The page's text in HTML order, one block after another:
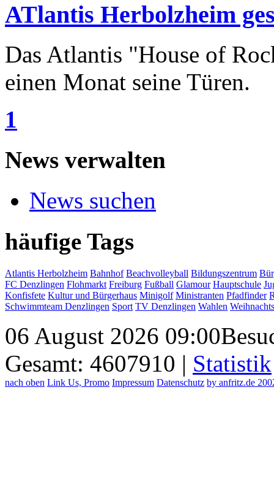
ATlantis Herbolzheim
Das Atlantis "House of
einen Monat seine Türen.
1
News verwalten
News suchen
häufige Tags
Atlantis Herbolzheim Bahnhof Beachvolleyball Bildungszentrum
FC Denzlingen Flohmarkt Freiburg Fußball Glamour Hauptschule
Konfisfete Kultur und Bürgerhaus Minigolf Ministranten Pfadfinder
Schwimmteam Denzlingen Sport TV Denzlingen Wahlen
06 August 2026 09:00
Gesamt: 4607910 | Statistik
nach oben Link Us, Promo Impressum Datenschutz by anfritz.de